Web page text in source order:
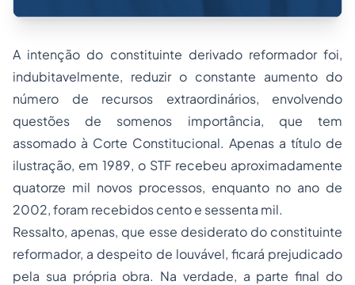
A intenção do constituinte derivado reformador foi,
indubitavelmente, reduzir o constante aumento do
número de recursos extraordinários, envolvendo
questões de somenos importância, que tem
assomado à Corte Constitucional. Apenas a título de
ilustração, em 1989, o STF recebeu aproximadamente
quatorze mil novos processos, enquanto no ano de
2002, foram recebidos cento e sessenta mil.
Ressalto, apenas, que esse desiderato do constituinte
reformador, a despeito de louvável, ficará prejudicado
pela sua própria obra. Na verdade, a parte final do